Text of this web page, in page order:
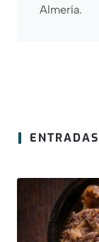
Almería.